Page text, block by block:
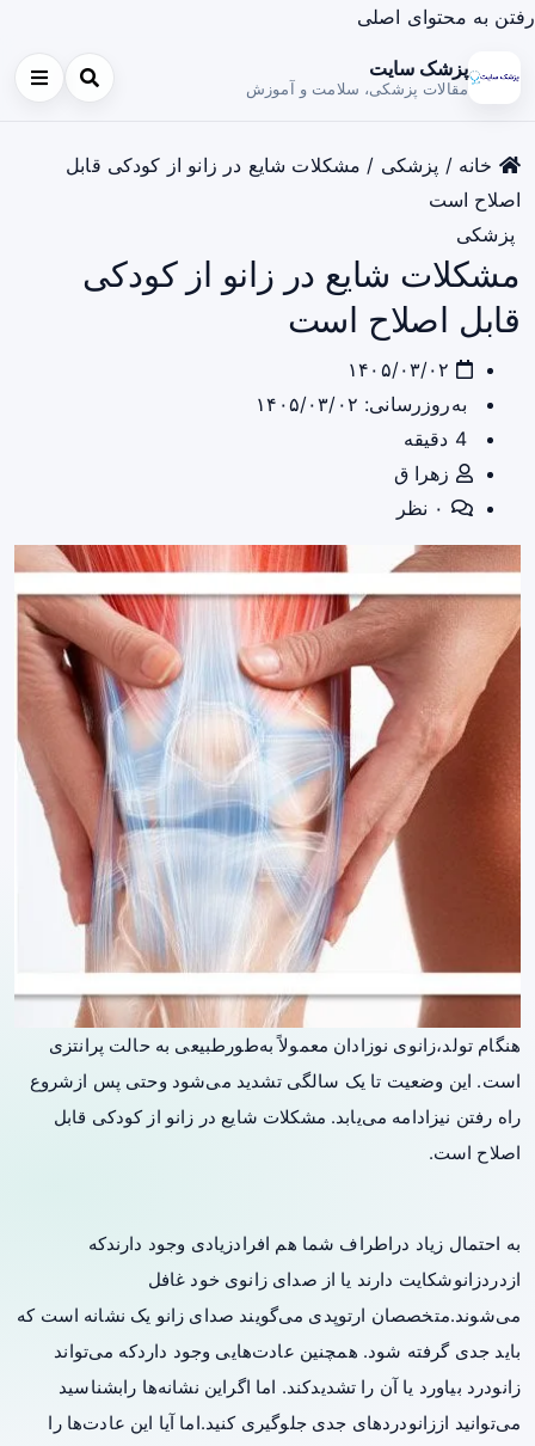
رفتن به محتوای اصلی
پزشک سایت
مقالات پزشکی، سلامت و آموزش
خانه / پزشکی / مشکلات شایع در زانو از کودکی قابل
اصلاح است
پزشکی
مشکلات شایع در زانو از کودکی
قابل اصلاح است
به‌روزرسانی: ۱۴۰۵/۰۳/۰۲
4 دقیقه
زهرا ق
هنگام تولد،زانوی نوزادان معمولاً به‌طورطبیعی به حالت پرانتزی
است. این وضعیت تا یک سالگی تشدید می‌شود وحتی پس ازشروع
راه رفتن نیزادامه می‌یابد. مشکلات شایع در زانو از کودکی قابل
اصلاح است.
به احتمال زیاد دراطراف شما هم افرادزیادی وجود دارندکه
ازدردزانوشکایت دارند یا از صدای زانوی خود غافل
می‌شوند.متخصصان ارتوپدی می‌گویند صدای زانو یک نشانه است که
باید جدی گرفته شود. همچنین عادت‌هایی وجود داردکه می‌تواند
زانودرد بیاورد یا آن را تشدیدکند. اما اگراین نشانه‌ها رابشناسید
می‌توانید اززانودردهای جدی جلوگیری کنید.اما آیا این عادت‌ها را